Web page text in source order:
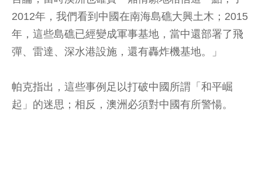
2012年，我們看到中國在南海島礁大興土木；2015
年，這些島礁已經變成軍事基地，當中還部署了飛
彈、雷達、深水港設施，還有轟炸機基地。」
帕克指出，這些事例足以打破中國所謂「和平崛
起」的迷思；相反，澳洲必須對中國有所警愓。